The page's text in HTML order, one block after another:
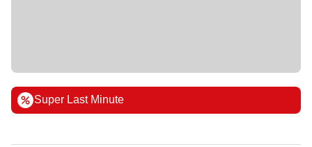
Super Last Minute